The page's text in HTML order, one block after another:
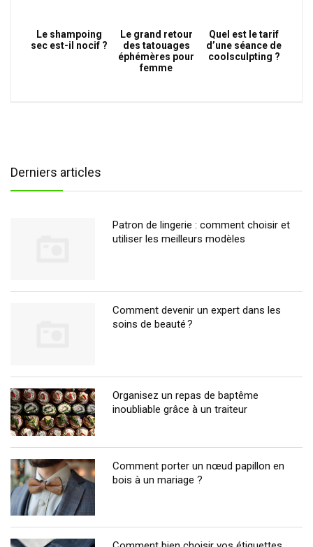
Le shampoing
sec est-il nocif ?
Le grand retour
des tatouages
éphémères pour
femme
Quel est le tarif
d’une séance de
coolsculpting ?
Derniers articles
Patron de lingerie : comment choisir et
utiliser les meilleurs modèles
Comment devenir un expert dans les
soins de beauté ?
Organisez un repas de baptême
inoubliable grâce à un traiteur
Comment porter un nœud papillon en
bois à un mariage ?